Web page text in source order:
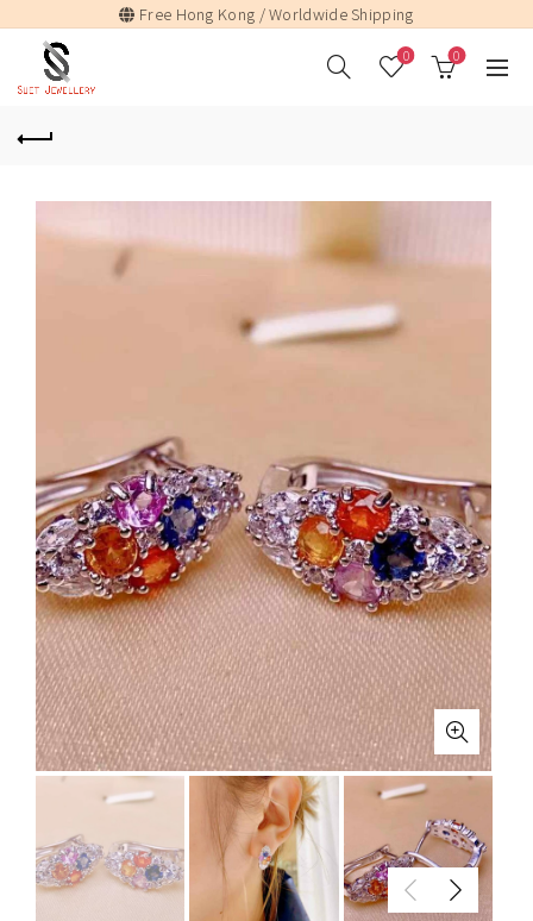
Free Hong Kong / Worldwide Shipping
0 0